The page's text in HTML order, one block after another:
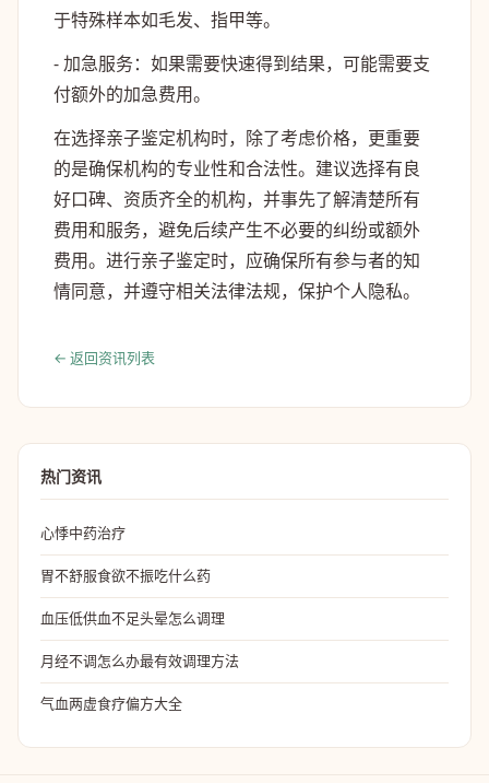
于特殊样本如毛发、指甲等。
- 加急服务：如果需要快速得到结果，可能需要支
付额外的加急费用。
在选择亲子鉴定机构时，除了考虑价格，更重要
的是确保机构的专业性和合法性。建议选择有良
好口碑、资质齐全的机构，并事先了解清楚所有
费用和服务，避免后续产生不必要的纠纷或额外
费用。进行亲子鉴定时，应确保所有参与者的知
情同意，并遵守相关法律法规，保护个人隐私。
← 返回资讯列表
热门资讯
心悸中药治疗
胃不舒服食欲不振吃什么药
血压低供血不足头晕怎么调理
月经不调怎么办最有效调理方法
气血两虚食疗偏方大全